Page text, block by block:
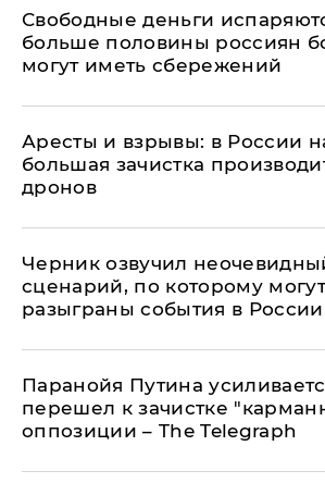
Свободные деньги
больше половины россиян
могут иметь сбережений
Аресты и взрывы: в России
большая зачистка
дронов
Черник озвучил
сценарий, по которому
разыграны события в России
Паранойя Путина
перешел к зачистке
оппозиции – The Telegraph